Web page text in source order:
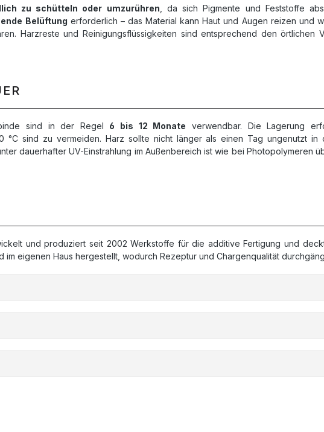
zu schütteln oder umzurühren , da sich Pigmente und Feststoffe
Belüftung erforderlich – das Material kann Haut und Augen reizen und
Harzreste und Reinigungsflüssigkeiten sind entsprechend den
sind in der Regel 6 bis 12 Monate verwendbar. Die Lagerung
°C sind zu vermeiden. Harz sollte nicht länger als einen Tag ungenutzt
dauerhafter UV-Einstrahlung im Außenbereich ist wie bei Photopolymeren
und produziert seit 2002 Werkstoffe für die additive Fertigung und
eigenen Haus hergestellt, wodurch Rezeptur und Chargenqualität